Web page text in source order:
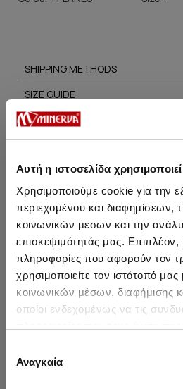
Αυτή η ιστοσελίδα
Χρησιμοποιούμε cookie για την
περιεχομένου και διαφημίσεων,
κοινωνικών μέσων και την
επισκεψιμότητάς μας. Επιπλέον,
πληροφορίες που αφορούν τον
χρησιμοποιείτε τον ιστότοπό
κοινωνικών μέσων, διαφήμισης
οποίοι ενδεχομένως να τις
των υπηρεσιών τους.
συγκατάθεσης
Αναγκαία
SHIPPING METHODS
SIZE GUIDE
CARE TIPS
You may
HOT OFFER